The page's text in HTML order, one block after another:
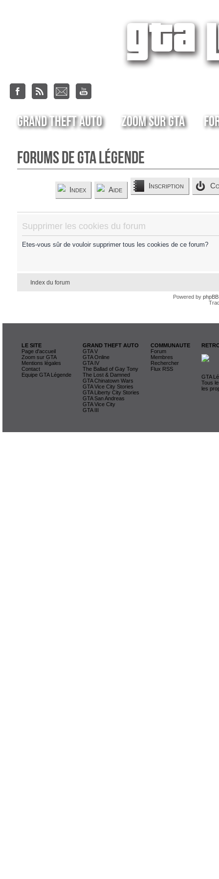
Grand Theft Auto Zoom sur GTA
Forums de GTA Légende
Index Aide Inscription
Supprimer les cookies du forum
Etes-vous sûr de vouloir supprimer tous les cookies de ce forum?
Index du forum
Powered by phpBB
LE SITE
Page d'accueil
Zoom sur GTA
Mentions légales
Contact
Equipe GTA Légende
GRAND THEFT AUTO
GTA V
GTA Online
GTA IV
The Ballad of Gay Tony
The Lost & Damned
GTA Chinatown Wars
GTA Vice City Stories
GTA Liberty City Stories
GTA San Andreas
GTA Vice City
GTA III
COMMUNAUTE
Forum
Membres
Rechercher
Flux RSS
GTA
Tous
les